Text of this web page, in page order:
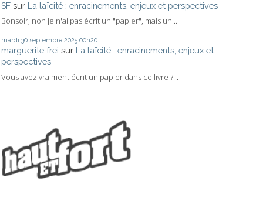
SF sur La laïcité : enracinements, enjeux et perspectives
Bonsoir, non je n'ai pas écrit un "papier", mais un...
mardi 30 septembre 2025 00h20
marguerite frei sur La laïcité : enracinements, enjeux et
perspectives
Vous avez vraiment écrit un papier dans ce livre ?...